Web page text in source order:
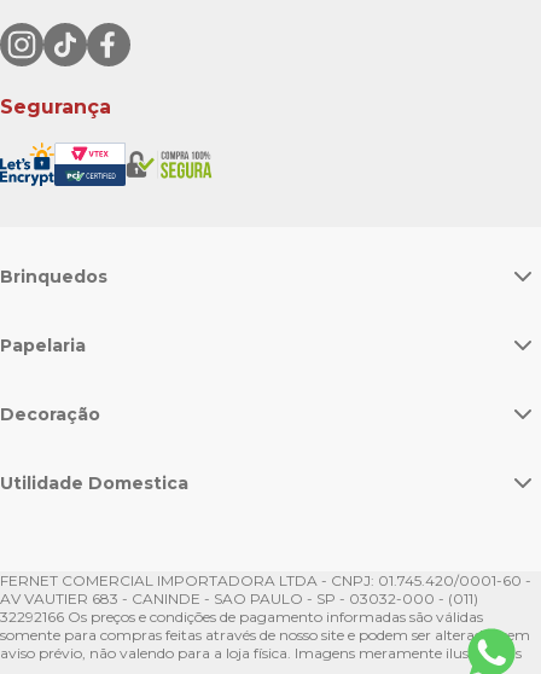
Segurança
Brinquedos
Papelaria
Decoração
Utilidade Domestica
FERNET COMERCIAL IMPORTADORA LTDA - CNPJ: 01.745.420/0001-60 -
AV VAUTIER 683 - CANINDE - SAO PAULO - SP - 03032-000 - (011)
32292166 Os preços e condições de pagamento informadas são válidas
somente para compras feitas através de nosso site e podem ser alteradas sem
aviso prévio, não valendo para a loja física. Imagens meramente ilustrativas